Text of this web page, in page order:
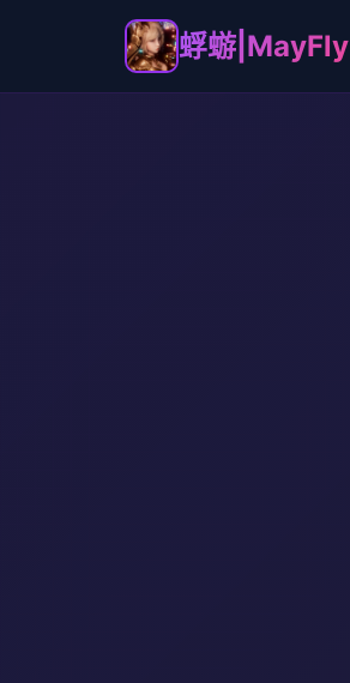
蜉蝣|MayFly